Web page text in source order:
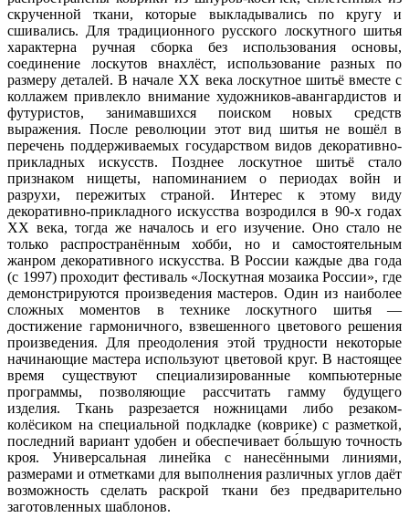
скрученной ткани, которые выкладывались по кругу и
сшивались. Для традиционного русского лоскутного шитья
характерна ручная сборка без использования основы,
соединение лоскутов внахлёст, использование разных по
размеру деталей. В начале XX века лоскутное шитьё вместе с
коллажем привлекло внимание художников-авангардистов и
футуристов, занимавшихся поиском новых средств
выражения. После революции этот вид шитья не вошёл в
перечень поддерживаемых государством видов декоративно-
прикладных искусств. Позднее лоскутное шитьё стало
признаком нищеты, напоминанием о периодах войн и
разрухи, пережитых страной. Интерес к этому виду
декоративно-прикладного искусства возродился в 90-х годах
XX века, тогда же началось и его изучение. Оно стало не
только распространённым хобби, но и самостоятельным
жанром декоративного искусства. В России каждые два года
(с 1997) проходит фестиваль «Лоскутная мозаика России», где
демонстрируются произведения мастеров. Один из наиболее
сложных моментов в технике лоскутного шитья —
достижение гармоничного, взвешенного цветового решения
произведения. Для преодоления этой трудности некоторые
начинающие мастера используют цветовой круг. В настоящее
время существуют специализированные компьютерные
программы, позволяющие рассчитать гамму будущего
изделия. Ткань разрезается ножницами либо резаком-
колёсиком на специальной подкладке (коврике) с разметкой,
последний вариант удобен и обеспечивает бо́льшую точность
кроя. Универсальная линейка с нанесёнными линиями,
размерами и отметками для выполнения различных углов даёт
возможность сделать раскрой ткани без предварительно
заготовленных шаблонов.